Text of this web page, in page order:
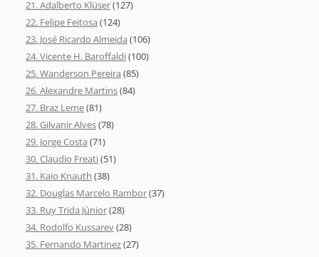
21. Adalberto Klüser(127)
22. Felipe Feitosa (124)
23. José Ricardo Almeida (106)
24. Vicente H. Baroffaldi(100)
25. Wanderson Pereira (85)
26. Alexandre Martins(84)
27. Braz Leme(81)
28. Gilvanir Alves(78)
29. Jorge Costa (71)
30. Claudio Freati(51)
31. Kaio Knauth (38)
32. Douglas Marcelo Rambor(37)
33. Ruy Trida Júnior(28)
34. Rodolfo Kussarev(28)
35. Fernando Martinez(27)